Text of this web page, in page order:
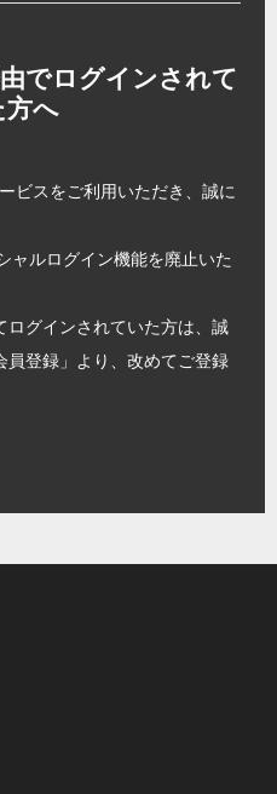
でログインされて
方へ
ビスをご利用いただき、誠に
ルログイン機能を廃止いた
ログインされていた方は、誠
員登録」より、改めてご登録